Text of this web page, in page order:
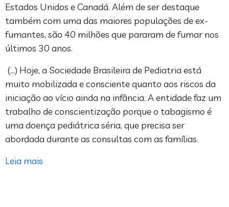
Estados Unidos e Canadá. Além de ser destaque
também com uma das maiores populações de ex-
fumantes, são 40 milhões que pararam de fumar nos
últimos 30 anos.
(…) Hoje, a Sociedade Brasileira de Pediatria está
muito mobilizada e consciente quanto aos riscos da
iniciação ao vício ainda na infância. A entidade faz um
trabalho de conscientização porque o tabagismo é
uma doença pediátrica séria, que precisa ser
abordada durante as consultas com as famílias.
Leia mais